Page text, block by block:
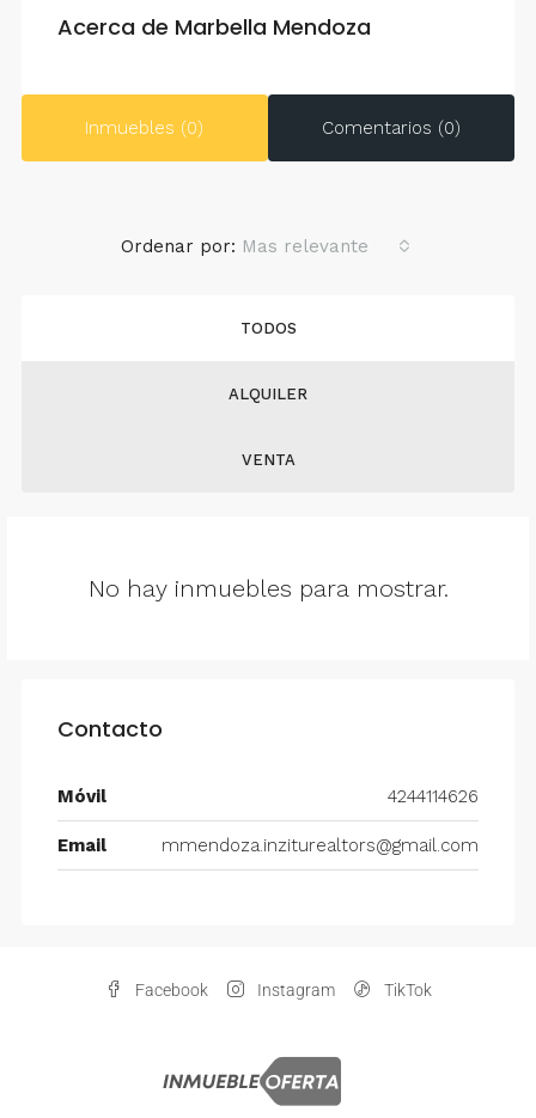
Acerca de Marbella Mendoza
Inmuebles (0) Comentarios (0)
TODOS
ALQUILER
VENTA
Ordenar por: Mas relevante
No hay inmuebles para mostrar.
Contacto
Móvil 4244114626
Email mmendoza.inziturealtors@gmail.com
Facebook Instagram TikTok